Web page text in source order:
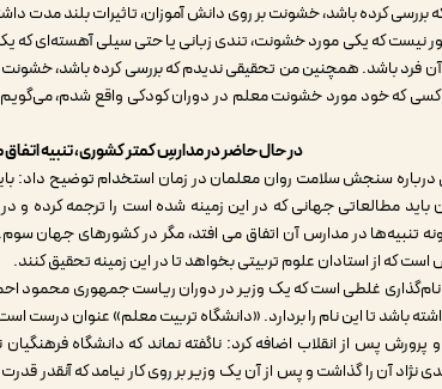
بررسی کرده باشد، خشونت بر روی دانش آموزان، تاثیرات بلند مدت
طور نیست که یکی مورد خشونت، تندی زبانی یا حتی سیلی آهسته‌ای
آن فرد باشد. همچنین من تحقیقی ندیدم که بررسی کرده باشد،
کسی که خود مورد خشونت معلم در دوران کودکی واقع شدم، می‌گویم
در حال حاضر در مدارسِ کمتر کشوری، تنبیه‌
درباره سنجش سلامت روان معلمان در زمان استخدام توضیح داد:
باید مطالعاتی جهانی که در این زمینه شده است را ترجمه کرده و
تنبیه‌ها در مدارس آن اتفاق می افتد، مگر در کشورهای جهان
که از استادان علوم تربیتی بخواهد تا در این زمینه تحقیق کنند.
غلطی است که یک وزیر در دوران ریاست جمهوری محمود
باشد تا این نام را بردارد. «دانشگاه تربیت معلم» عنوان درست
پرورش پس از انقلاب اضافه کرد: ناگفته نماند که دانشگاه
آن را گذاشت و پس از آن یک وزیر بر روی کار نیامد که آنقدر قدرت